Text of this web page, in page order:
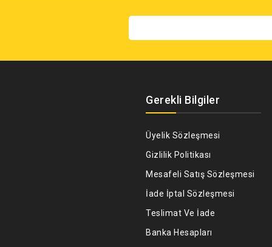
Gerekli Bilgiler
Üyelik Sözleşmesi
Gizlilik Politikası
Mesafeli Satış Sözleşmesi
İade İptal Sözleşmesi
Teslimat Ve İade
Banka Hesapları